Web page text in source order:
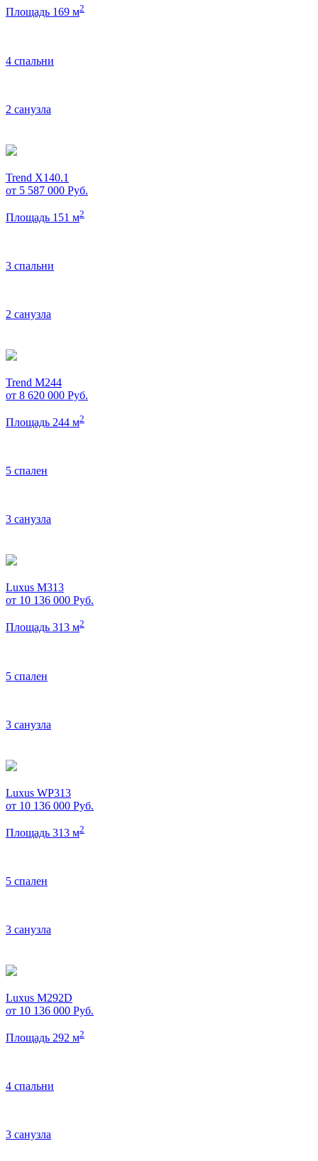
Площадь 169 м2
4 спальни
2 санузла
Trend X140.1
от 5 587 000 Руб.
Площадь 151 м2
3 спальни
2 санузла
Trend M244
от 8 620 000 Руб.
Площадь 244 м2
5 спален
3 санузла
Luxus M313
от 10 136 000 Руб.
Площадь 313 м2
5 спален
3 санузла
Luxus WP313
от 10 136 000 Руб.
Площадь 313 м2
5 спален
3 санузла
Luxus M292D
от 10 136 000 Руб.
Площадь 292 м2
4 спальни
3 санузла